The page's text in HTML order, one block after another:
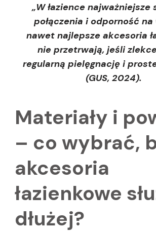
„W łazience najważniejsze
połączenia i odporność
nawet najlepsze akcesoria
nie przetrwają, jeśli
regularną pielęgnację i
(GUS, 2024).
Materiały i
– co wybrać,
akcesoria
łazienkowe
dłużej?